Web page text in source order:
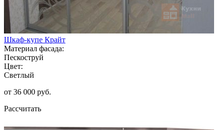
Шкаф-купе Крайт
Материал фасада:
Пескоструй
Цвет:
Светлый
от 36 000 руб.
Рассчитать